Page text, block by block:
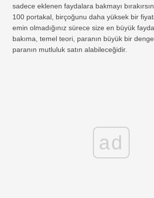
sadece eklenen faydalara bakmayı
100 portakal, birçoğunu daha yüksek bir
emin olmadığınız sürece size en büyük
bakıma, temel teori, paranın büyük bir
paranın mutluluk satın alabileceğidir.
ad